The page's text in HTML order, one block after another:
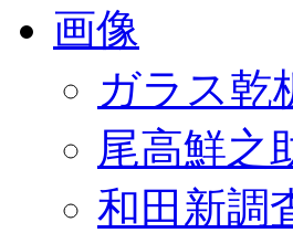
画像
ガラス乾
尾高鮮之
和田新調